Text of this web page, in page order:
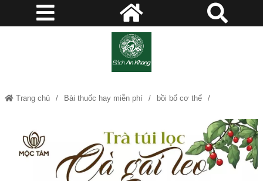
Trang chủ Bài thuốc hay miễn phí bồi bổ cơ thể
Trà mộc tâm
Bệnh tiểu đường Dạ dày - tiêu hóa Giải độc gian - mát gan
Giảm cân - làm đẹp Huyết áp, béo phì Thanh nhiệt giải độc